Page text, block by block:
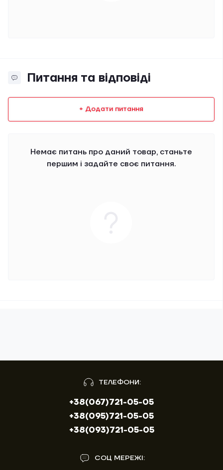
Питання та відповіді
+ Додати питання
Немає питань про даний товар, станьте
першим і задайте своє питання.
ТЕЛЕФОНИ:
+38(067)721-05-05
+38(095)721-05-05
+38(093)721-05-05
СОЦ МЕРЕЖІ: